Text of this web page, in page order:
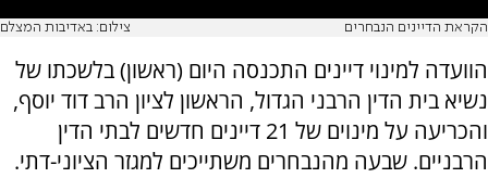
הקראת הדיינים הנבחרים צילום: באדיבות המצלם
הוועדה למינוי דיינים התכנסה היום (ראשון) בלשכתו של
נשיא בית הדין הרבני הגדול, הראשון לציון הרב דוד יוסף,
והכריעה על מינוים של 21 דיינים חדשים לבתי הדין
הרבניים. שבעה מהנבחרים משתייכים למגזר הציוני-דתי.